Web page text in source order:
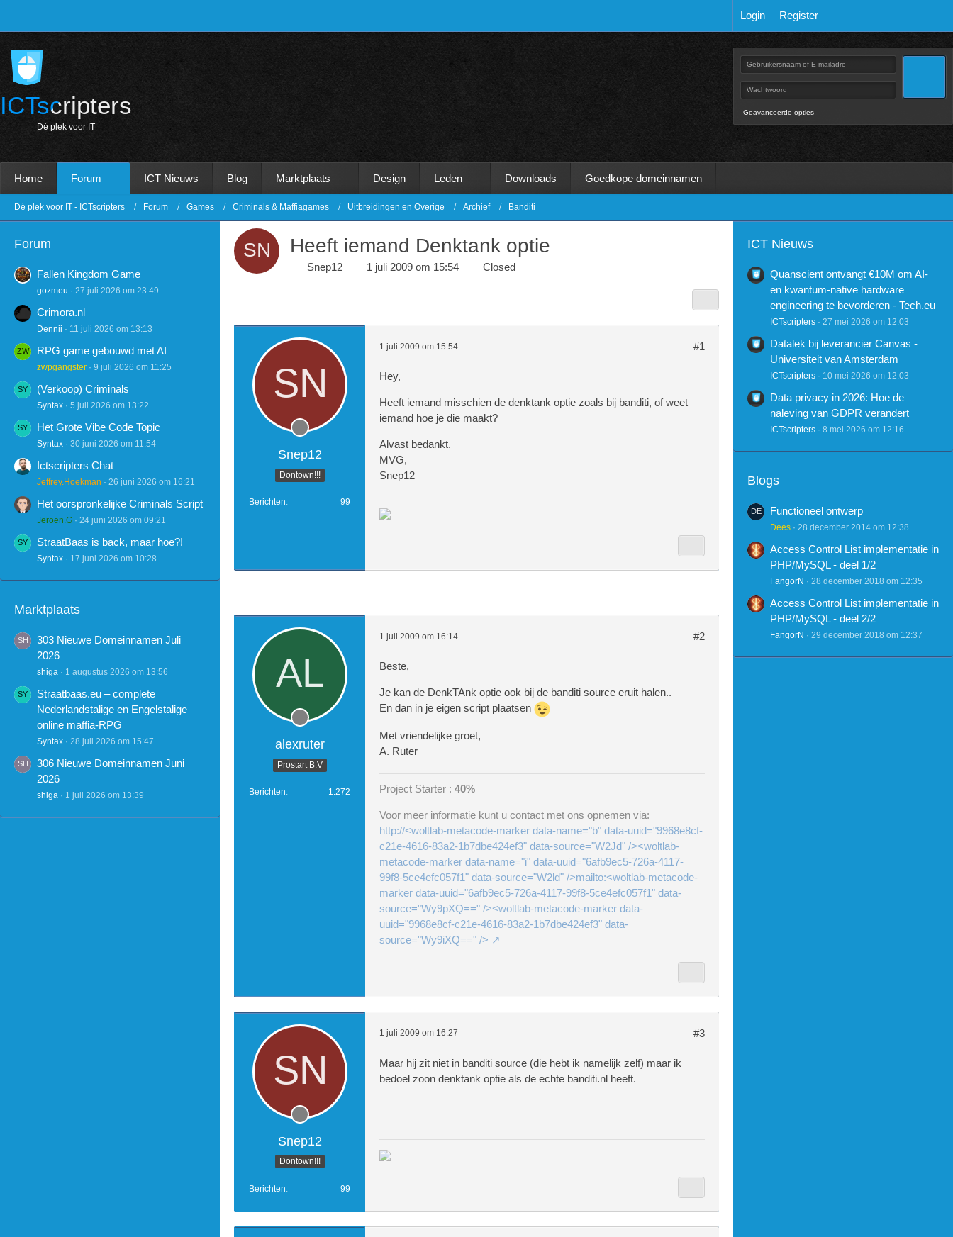
Login Register
ICTscripters
Dé p e k voor T
Geavanceerde opties
Home Forum ICT Nieuws Blog Marktplaats Design Leden Downloads Goedkope domeinnamen
Dé plek voor IT - ICTscripters Forum Games Criminals & Maffiagames Uitbreidingen en Overige Archief Banditi
Forum
Fallen Kingdom Game
gozmeu 27 juli 2026 om 23:49
Crimora.nl
Dennii 11 juli 2026 om 13:13
RPG game gebouwd met AI
zwpgangster 9 juli 2026 om 11:25
(Verkoop) Criminals
Syntax 5 juli 2026 om 13:22
Het Grote Vibe Code Topic
Syntax 30 juni 2026 om 11:54
Ictscripters Chat
Jeffrey.Hoekman 26 juni 2026 om 16:21
Het oorspronkelijke Criminals Script
Jeroen.G 24 juni 2026 om 09:21
StraatBaas is back, maar hoe?!
Syntax 17 juni 2026 om 10:28
Marktplaats
303 Nieuwe Domeinnamen Juli
2026
shiga 1 augustus 2026 om 13:56
Straatbaas.eu – complete
Nederlandstalige en Engelstalige
online maffia-RPG
Syntax 28 juli 2026 om 15:47
306 Nieuwe Domeinnamen Juni
2026
shiga 1 juli 2026 om 13:39
Heeft iemand Denktank optie
Snep12 1 juli 2009 om 15:54 Closed
Snep12
Dontown!!!
Berichten 99
1 juli 2009 om 15:54 #1
Hey,
Heeft iemand misschien de denktank optie zoals bij banditi, of weet
iemand hoe je die maakt?
Alvast bedankt.
MVG,
Snep12
alexruter
Prostart B.V
Berichten 1.272
1 juli 2009 om 16:14 #2
Beste,
Je kan de DenkTAnk optie ook bij de banditi source eruit halen..
En dan in je eigen script plaatsen
Met vriendelijke groet,
A. Ruter
Project Starter : 40%
Voor meer informatie kunt u contact met ons opnemen via:
http://<woltlab-metacode-marker data-name="b" data-uuid="9968e8cf-
c21e-4616-83a2-1b7dbe424ef3" data-source="W2Jd" /><woltlab-
metacode-marker data-name="i" data-uuid="6afb9ec5-726a-4117-
99f8-5ce4efc057f1" data-source="W2ld" />mailto:<woltlab-metacode-
marker data-uuid="6afb9ec5-726a-4117-99f8-5ce4efc057f1" data-
source="Wy9pXQ==" /><woltlab-metacode-marker data-
uuid="9968e8cf-c21e-4616-83a2-1b7dbe424ef3" data-
source="Wy9iXQ==" />
Snep12
Dontown!!!
Berichten 99
1 juli 2009 om 16:27 #3
Maar hij zit niet in banditi source (die hebt ik namelijk zelf) maar ik
bedoel zoon denktank optie als de echte banditi.nl heeft.
ICT Nieuws
Quanscient ontvangt €10M om AI-
en kwantum-native hardware
engineering te bevorderen - Tech.eu
ICTscripters 27 mei 2026 om 12:03
Datalek bij leverancier Canvas -
Universiteit van Amsterdam
ICTscripters 10 mei 2026 om 12:03
Data privacy in 2026: Hoe de
naleving van GDPR verandert
ICTscripters 8 mei 2026 om 12:16
Blogs
Functioneel ontwerp
Dees 28 december 2014 om 12:38
Access Control List implementatie in
PHP/MySQL - deel 1/2
FangorN 28 december 2018 om 12:35
Access Control List implementatie in
PHP/MySQL - deel 2/2
FangorN 29 december 2018 om 12:37